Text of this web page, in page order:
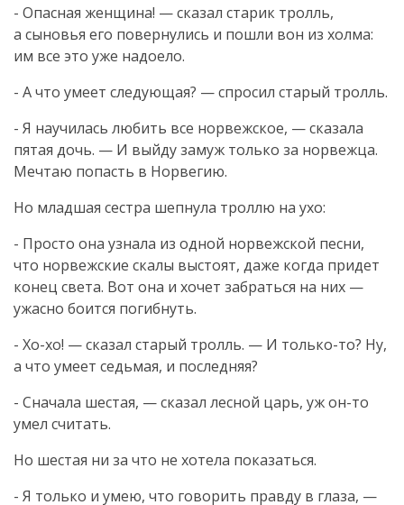
- Опасная женщина! — сказал старик тролль,
а сыновья его повернулись и пошли вон из холма:
им все это уже надоело.
- А что умеет следующая? — спросил старый тролль.
- Я научилась любить все норвежское, — сказала
пятая дочь. — И выйду замуж только за норвежца.
Мечтаю попасть в Норвегию.
Но младшая сестра шепнула троллю на ухо:
- Просто она узнала из одной норвежской песни,
что норвежские скалы выстоят, даже когда придет
конец света. Вот она и хочет забраться на них —
ужасно боится погибнуть.
- Хо-хо! — сказал старый тролль. — И только-то? Ну,
а что умеет седьмая, и последняя?
- Сначала шестая, — сказал лесной царь, ужон-то
умел считать.
Но шестая ни за что не хотела показаться.
- Я только и умею, что говорить правду в глаза, —